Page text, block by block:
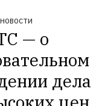
НОВОСТИ
— о
дела